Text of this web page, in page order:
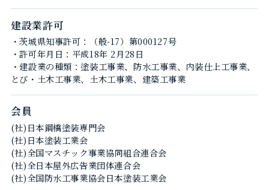
建設業許可
・茨城県知事許可：（般-17）第000127号
・許可年月日：平成18年 2月28日
・建設業の種類：塗装工事業、防水工事業、内装仕上工事業、
とび・土木工事業、土木工事業、建築工事業
会員
(社)日本鋼橋塗装専門会
(社)日本塗装工業会
(社)全国マスチック事業協同組合連合会
(社)全日本屋外広告業団体連合会
(社)全国防水工事業協会日本塗装工業会